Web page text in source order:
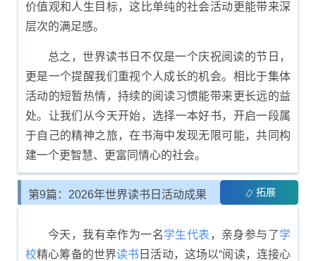
价值观和人生目标，这比单纯的社会活动更能带来深
层次的满足感。
总之，世界读书日不仅是一个庆祝阅读的节日，
更是一个提醒我们重视个人成长的机会。相比于集体
活动的短暂热情，持续的阅读习惯能带来更长远的益
处。让我们从今天开始，选择一本好书，开启一段属
于自己的精神之旅，在书海中发现无限可能，共同构
建一个更智慧、更富同情心的社会。
第9篇：2026年世界读书日活动成果 拓展
今天，我有幸作为一名学生代表 ，亲身参与了学
校精心筹备的世界读书 日活动，这场以“阅读，连接心